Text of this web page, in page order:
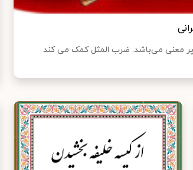
معنی می‌باشد. ضرب المثل کمک می کند